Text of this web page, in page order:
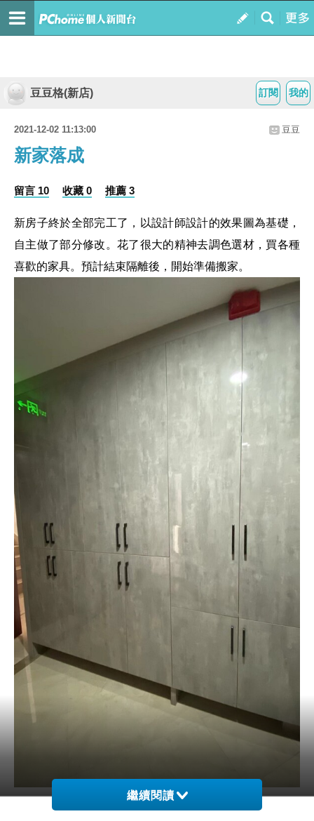
我的
訂閱
豆豆格(新店)
2021-12-02 11:13:00 豆豆
新家落成
留言 10 收藏 0 推薦 3
新房子終於全部完工了，以設計師設計的效果圖為基礎，
自主做了部分修改。花了很大的精神去調色選材，買各種
喜歡的家具。預計結束隔離後，開始準備搬家。
這個房子是一梯一戶的，所以整個電梯間是可以自由應用
繼續閱讀